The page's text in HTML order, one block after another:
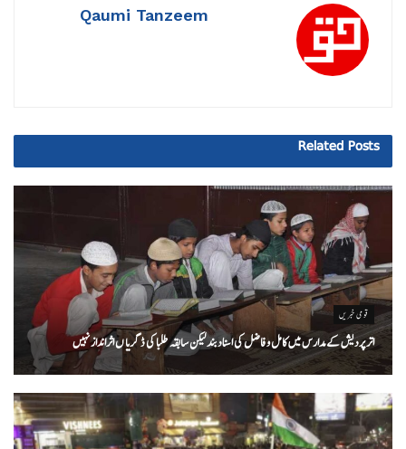
Qaumi Tanzeem
Related Posts
قومی خبریں
اتر پردیش کےمدارس میں کامل و فاضل کی اسناد بند لیکن سابقہ طلبا کی ڈگریا ں اثرانداز نہیں